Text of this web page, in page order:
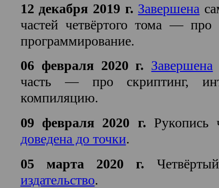
12 декабря 2019 г. Завершена
частей четвёртого тома — про
программирование.
06 февраля 2020 г. Завершена
часть — про скриптинг,
компиляцию.
09 февраля 2020 г. Рукопись
доведена до точки.
05 марта 2020 г.
издательство.